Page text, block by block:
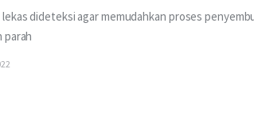
dideteksi agar memudahkan proses
parah